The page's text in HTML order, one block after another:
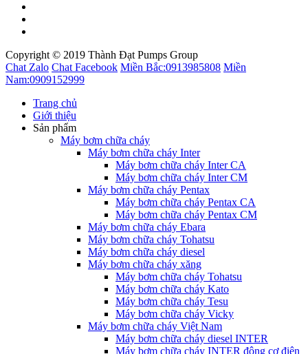
Copyright © 2019 Thành Đạt Pumps Group
Chat Zalo Chat Facebook Miền Bắc:0913985808 Miền
Nam:0909152999
Trang chủ
Giới thiệu
Sản phẩm
Máy bơm chữa cháy
Máy bơm chữa cháy Inter
Máy bơm chữa cháy Inter CA
Máy bơm chữa cháy Inter CM
Máy bơm chữa cháy Pentax
Máy bơm chữa cháy Pentax CA
Máy bơm chữa cháy Pentax CM
Máy bơm chữa cháy Ebara
Máy bơm chữa cháy Tohatsu
Máy bơm chữa cháy diesel
Máy bơm chữa cháy xăng
Máy bơm chữa cháy Tohatsu
Máy bơm chữa cháy Kato
Máy bơm chữa cháy Tesu
Máy bơm chữa cháy Vicky
Máy bơm chữa cháy Việt Nam
Máy bơm chữa cháy diesel INTER
Máy bơm chữa cháy INTER động cơ điện